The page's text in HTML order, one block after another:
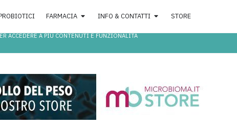
FARMACIA INFO & CONTATTI STORE
ACCEDERE A PIÙ CONTENUTI E FUNZIONALITÀ